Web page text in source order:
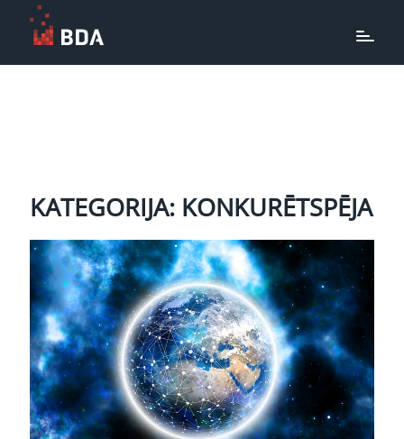
KATEGORIJA: KONKURĒTSPĒJA